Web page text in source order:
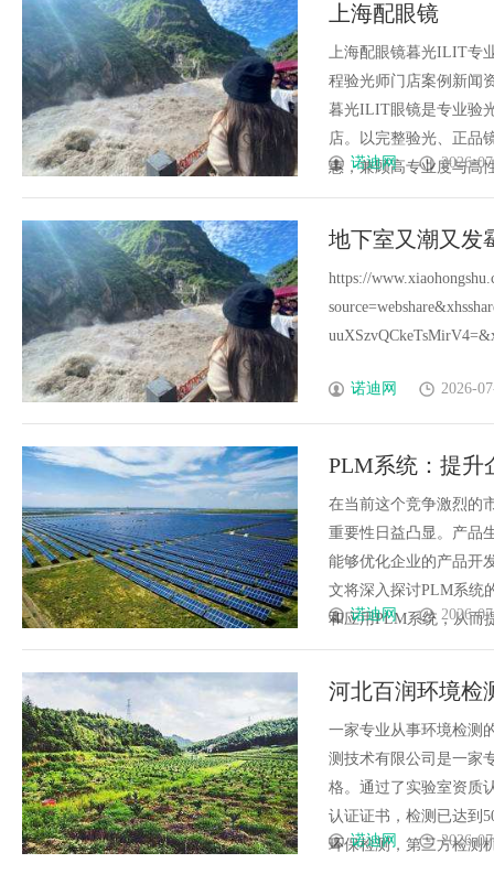
上海配眼镜
上海配眼镜暮光ILIT专
程验光师门店案例新闻
暮光ILIT眼镜是专业验
店。以完整验光、正品
惠，兼顾高专业度与高
诺迪网 2026-
地下室又潮又发
搞定 **
https://
诺迪网 2026-
PLM系统：提升
在当前这个竞争激烈的
重要性日益凸显。产品
能够优化企业的产品开
文将深入探讨PLM系统
和应用PLM系统，从而
诺迪网 2026-
河北百润环境检
一家专业从事环境检测
测技术有限公司是一家
格。通过了实验室资质
认证证书，检测已达到
环保检测，第三方检测
诺迪网 2026-